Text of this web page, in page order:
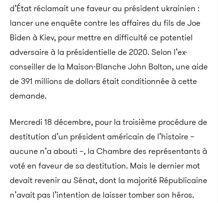
d’État réclamait une faveur au président ukrainien :
lancer une enquête contre les affaires du fils de Joe
Biden à Kiev, pour mettre en difficulté ce potentiel
adversaire à la présidentielle de 2020. Selon l’ex-
conseiller de la Maison-Blanche John Bolton, une aide
de 391 millions de dollars était conditionnée à cette
demande.
Mercredi 18 décembre, pour la troisième procédure de
destitution d’un président américain de l’histoire –
aucune n’a abouti –, la Chambre des représentants à
voté en faveur de sa destitution. Mais le dernier mot
devait revenir au Sénat, dont la majorité Républicaine
n’avait pas l’intention de laisser tomber son héros.